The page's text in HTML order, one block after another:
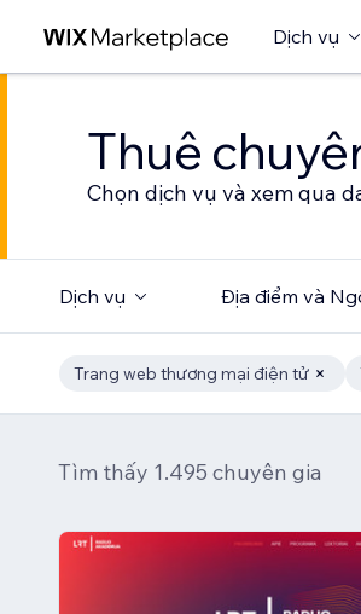
Dịch vụ
Thuê
Chọn dịch vụ và xem qua
Dịch vụ Địa điểm và
Trang web thương mại điện tử
Tìm thấy 1.495 chuyên gia